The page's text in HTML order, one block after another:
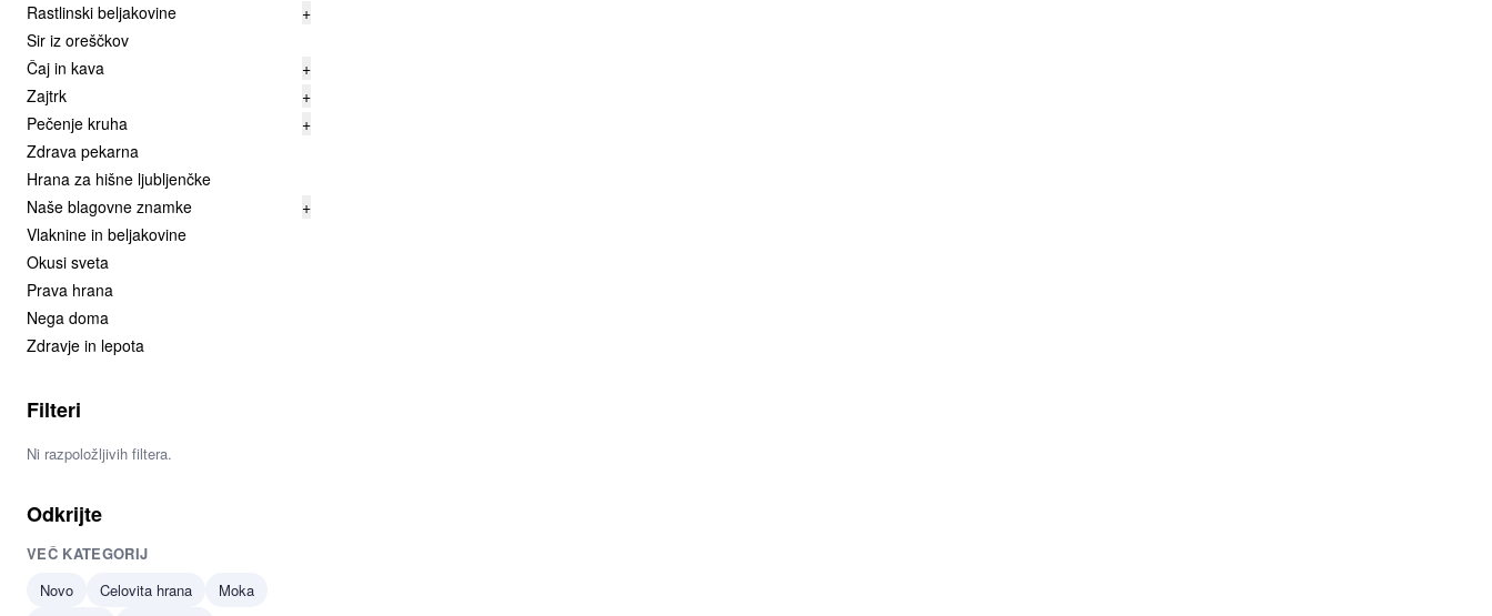
Rastlinski beljakovine
+
Sir iz oreščkov
Čaj in kava
+
Zajtrk
+
Pečenje kruha
+
Zdrava pekarna
Hrana za hišne ljubljenčke
Naše blagovne znamke
+
Vlaknine in beljakovine
Okusi sveta
Prava hrana
Nega doma
Zdravje in lepota
Filteri
Ni razpoložljivih filtera.
Odkrijte
VEČ KATEGORIJ
Novo
Celovita hrana
Moka